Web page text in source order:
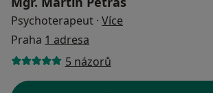
Psychoterapeut · Více
Praha 1 adresa
5 názorů